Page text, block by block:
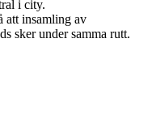
i city.
att insamling av
sker under samma rutt.